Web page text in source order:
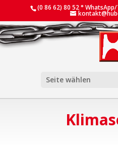
(0 86 62) 80 52 °
Seite wählen